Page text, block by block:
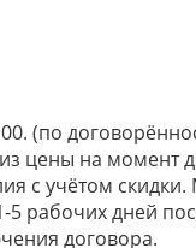
(по
цены на момент
с учётом
рабочих дней
договора.